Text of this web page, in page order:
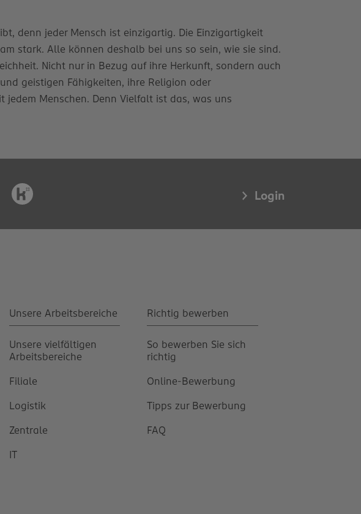
denn jeder Mensch ist einzigartig. Die Einzigartigkeit
stark. Alle können deshalb bei uns so sein, wie sie sind.
Nicht nur in Bezug auf ihre Herkunft, sondern auch
geistigen Fähigkeiten, ihre Religion oder
Menschen. Denn Vielfalt ist das, was uns
Login
Unsere Arbeitsbereiche
Unsere vielfältigen
Arbeitsbereiche
Filiale
Logistik
Zentrale
IT
Richtig bewerben
So bewerben Sie sich
richtig
Online-Bewerbung
Tipps zur Bewerbung
FAQ